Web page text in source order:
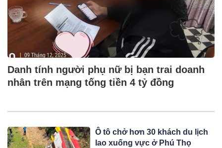
Danh tính người phụ nữ bị bạn trai doanh
nhân trên mạng tống tiền 4 tỷ đồng
Ô tô chở hơn 30 khách du lịch
lao xuống vực ở Phú Thọ